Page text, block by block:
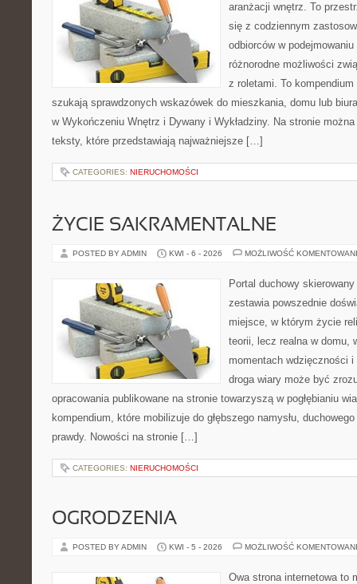
aranżacji wnętrz. To
się z codziennym
odbiorców w
różnorodne możliwości
z roletami. To
szukają sprawdzonych wskazówek do mieszkania, domu lub
w Wykończeniu Wnętrz i Dywany i Wykładziny. Na stronie
teksty, które przedstawiają najważniejsze […]
CATEGORIES: NIERUCHOMOŚCI
ŻYCIE SAKRAMENTALNE
POSTED BY ADMIN KWI - 6 - 2026 MOŻLIWOŚĆ
Portal duchowy
zestawia powszednie
miejsce, w którym życie
teorii, lecz realna w domu,
momentach wdzięczności
droga wiary może być
opracowania publikowane na stronie towarzyszą w pogłębianiu
kompendium, które mobilizuje do głębszego namysłu,
prawdy. Nowości na stronie […]
CATEGORIES: NIERUCHOMOŚCI
OGRODZENIA
POSTED BY ADMIN KWI - 5 - 2026 MOŻLIWOŚĆ
Owa strona internetowa to